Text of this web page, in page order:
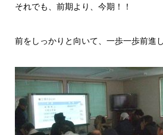
それでも、前期より、今期！！
前をしっかりと向いて、一歩一歩前進